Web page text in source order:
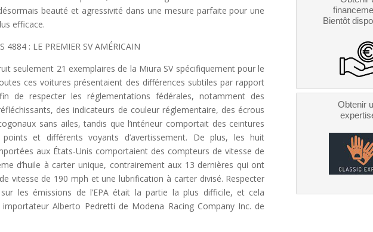
beauté et agressivité dans une mesure parfaite pour une
efficace.
4884 : LE PREMIER SV AMÉRICAIN
seulement 21 exemplaires de la Miura SV spécifiquement pour le
ces voitures présentaient des différences subtiles par rapport
de respecter les réglementations fédérales, notamment des
des indicateurs de couleur réglementaire, des écrous
sans ailes, tandis que l’intérieur comportait des ceintures
et différents voyants d’avertissement. De plus, les huit
aux États-Unis comportaient des compteurs de vitesse de
d’huile à carter unique, contrairement aux 13 dernières qui ont
vitesse de 190 mph et une lubrification à carter divisé. Respecter
les émissions de l’EPA était la partie la plus difficile, et cela
Alberto Pedretti de Modena Racing Company Inc. de
Bientôt
Obtenir